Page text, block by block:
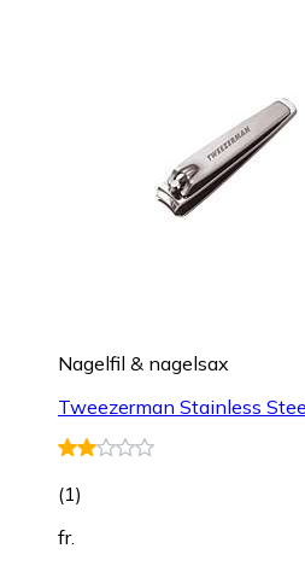
Nagelfil & nagelsax
Tweezerman Stainless
(1)
fr.